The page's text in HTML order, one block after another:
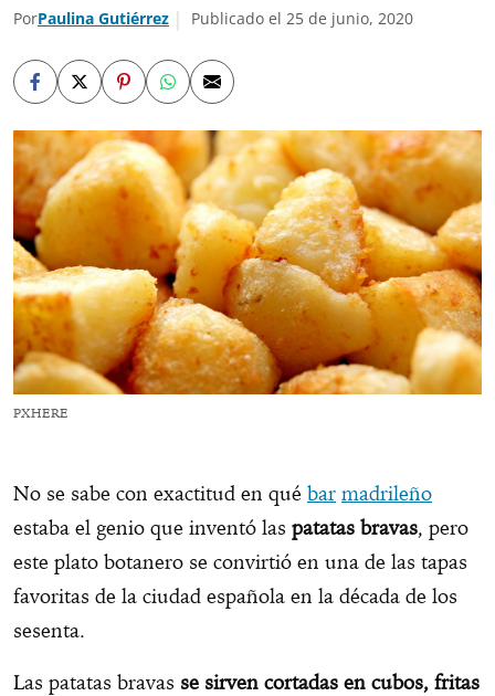
PorPaulina Gutiérrez Publicado el 25 de junio, 2020
PXHERE
No se sabe con exactitud en qué bar madrileño
estaba el genio que inventó las patatas bravas, pero
este plato botanero se convirtió en una de las tapas
favoritas de la ciudad española en la década de los
sesenta.
Las patatas bravas se sirven cortadas en cubos, fritas